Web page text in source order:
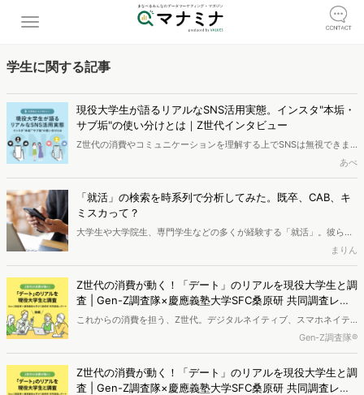
学生に関する記事
現役大学生が語るリアルなSNS活用実態。インスタ"本垢・
サブ垢"の使い分けとは｜Z世代インタビュー
Z世代の消費やコミュニケーションを理解する上でSNSは無視できま
せん。彼らにとっては目的別に複数のアカウントを使い分けるのが当
たり前。アプリを横断しながら「本音」と「建前」を巧みに操りま
す。今回は現役大学生3名に、そのリアルなSNS実態について聞きま
した。Z世代ならではのアカウントの使い分け、自己表現とは？
あべ
「就活」の検索を時系列で分析してみた。既卒、CAB、キ
ミスカって？
大学生や大学院生、専門学生などの多くが経験する「就活」。彼らは
就活を進めるなかで、どんな情報収集しているのか、どんな悩みを抱
いているのでしょうか。今回は、120日分の「就活」検索者の検索行
動データを分析し、就活生の動きや悩みを明らかにしていきます。
まりん
Z世代の消費が動く！「デート」のリアルを現役大学生と調
査 | Gen-Z調査隊×慶應義塾大学SFC桑原研 共同調査レポ
ート＜後編＞
これからの消費を担う、Z世代。デジタルネイティブ、スマホネイテ
ィブでもある彼らの消費行動は、常にマーケターから注目を集め続け
ています。今回、VALUESのZ世代アナリストたちがマーケティングを
研究する現役大学生と共に、「Z世代のデート時の行動」を分析。そ
の様子をお届けします。
Gen-Z調査隊®
Z世代の消費が動く！「デート」のリアルを現役大学生と調
査 | Gen-Z調査隊×慶應義塾大学SFC桑原研 共同調査レポ